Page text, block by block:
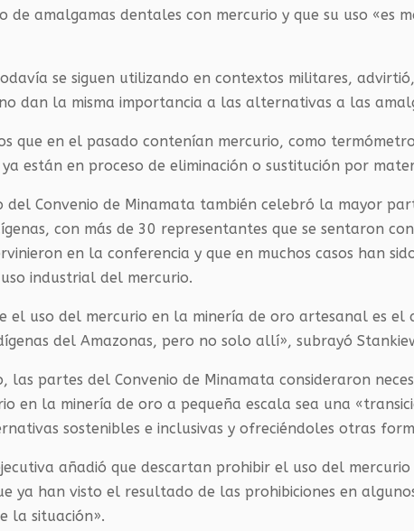
de amalgamas dentales con mercurio y que su uso «es
se siguen utilizando en contextos militares,
dan la misma importancia a las alternativas a las
que en el pasado contenían mercurio, como
están en proceso de eliminación o sustitución por
del Convenio de Minamata también celebró la mayor
con más de 30 representantes que se sentaron
en la conferencia y que en muchos casos han
industrial del mercurio.
el uso del mercurio en la minería de oro artesanal es el
del Amazonas, pero no solo allí», subrayó
las partes del Convenio de Minamata consideraron
en la minería de oro a pequeña escala sea una
sostenibles e inclusivas y ofreciéndoles otras
añadió que descartan prohibir el uso del
ya han visto el resultado de las prohibiciones en
la situación».